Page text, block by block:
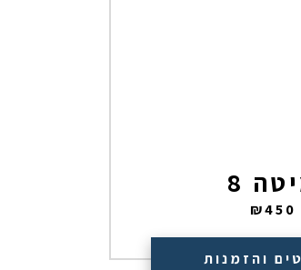
8
₪450
והזמנות